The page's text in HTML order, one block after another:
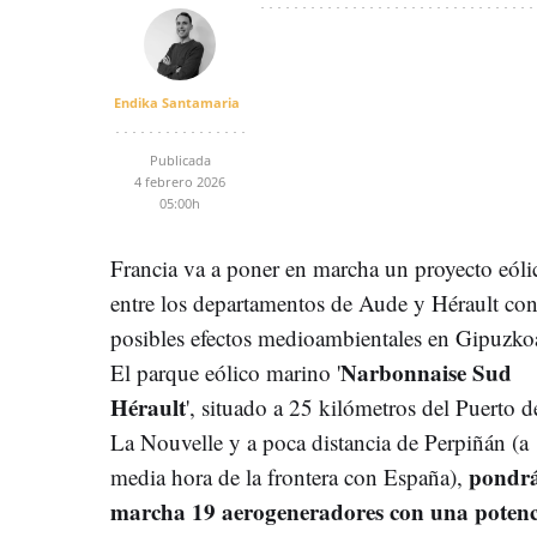
Endika Santamaria
Publicada
4 febrero 2026
05:00h
Francia va a poner en marcha un proyecto
entre los departamentos de Aude y Hérault con
posibles efectos medioambientales en
El parque eólico marino 'Narbonnaise Sud
Hérault', situado a 25 kilómetros del Puerto
La Nouvelle y a poca distancia de Perpiñán (a
media hora de la frontera con España),
marcha 19 aerogeneradores con una